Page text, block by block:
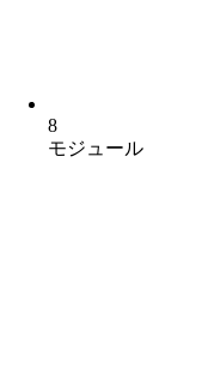
8
モジュール